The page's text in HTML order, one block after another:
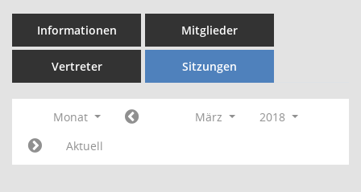
Informationen Mitglieder
Vertreter Sitzungen
Monat März
2018
Aktuell